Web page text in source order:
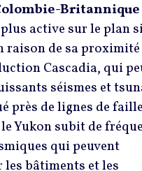
Britannique
active sur le plan
raison de sa proximité
Cascadia, qui
séismes et
près de lignes de faille
Yukon subit de
qui peuvent
les bâtiments et les